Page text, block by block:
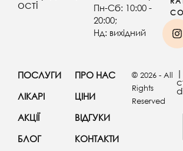
ості
Пн-Сб: 10:00 -
20:00;
Нд: вихідний
ПОСЛУГИ
ПРО НАС
ЛІКАРІ
ЦІНИ
АКЦІЇ
ВІДГУКИ
БЛОГ
КОНТАКТИ
© 2026 - All
Rights
Reserved